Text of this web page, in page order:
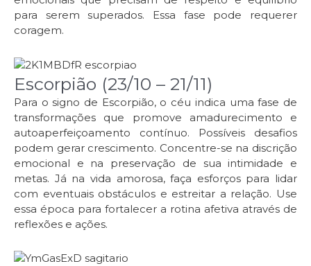
para serem superados. Essa fase pode requerer
coragem.
Escorpião (23/10 – 21/11)
Para o signo de Escorpião, o céu indica uma fase de
transformações que promove amadurecimento e
autoaperfeiçoamento contínuo. Possíveis desafios
podem gerar crescimento. Concentre-se na discrição
emocional e na preservação de sua intimidade e
metas. Já na vida amorosa, faça esforços para lidar
com eventuais obstáculos e estreitar a relação. Use
essa época para fortalecer a rotina afetiva através de
reflexões e ações.